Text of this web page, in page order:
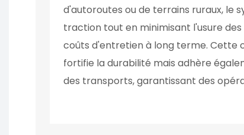
d'autoroutes ou de terrains ruraux, le
traction tout en minimisant l'usure des
coûts d'entretien à long terme. Cette
fortifie la durabilité mais adhère
des transports, garantissant des